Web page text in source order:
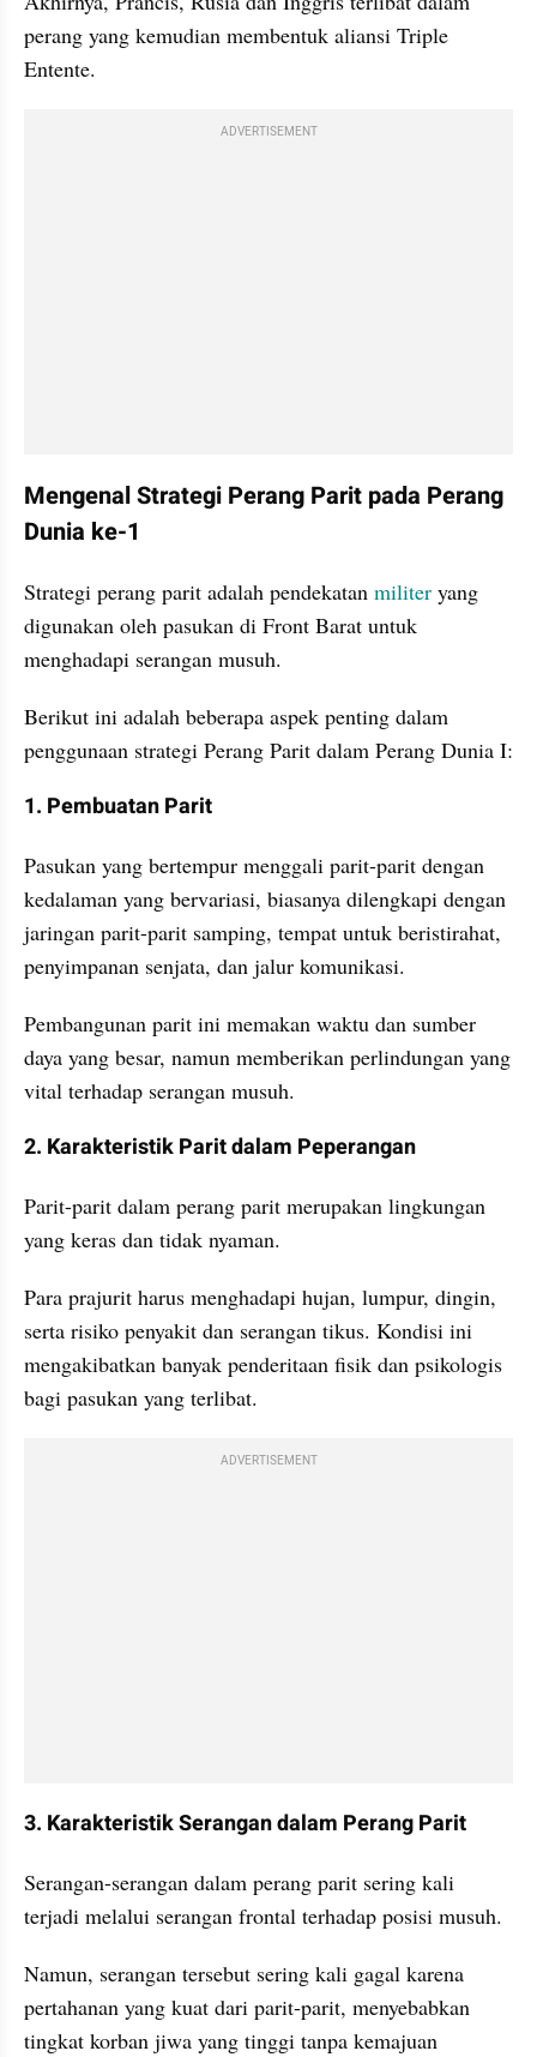
perang yang kemudian membentuk aliansi Triple
Entente.
ADVERTISEMENT
Mengenal Strategi Perang Parit pada Perang
Dunia ke-1
Strategi perang parit adalah pendekatan militer yang
digunakan oleh pasukan di Front Barat untuk
menghadapi serangan musuh.
Berikut ini adalah beberapa aspek penting dalam
penggunaan strategi Perang Parit dalam Perang Dunia I:
1. Pembuatan Parit
Pasukan yang bertempur menggali parit-parit dengan
kedalaman yang bervariasi, biasanya dilengkapi dengan
jaringan parit-parit samping, tempat untuk beristirahat,
penyimpanan senjata, dan jalur komunikasi.
Pembangunan parit ini memakan waktu dan sumber
daya yang besar, namun memberikan perlindungan yang
vital terhadap serangan musuh.
2. Karakteristik Parit dalam Peperangan
Parit-parit dalam perang parit merupakan lingkungan
yang keras dan tidak nyaman.
Para prajurit harus menghadapi hujan, lumpur, dingin,
serta risiko penyakit dan serangan tikus. Kondisi ini
mengakibatkan banyak penderitaan fisik dan psikologis
bagi pasukan yang terlibat.
ADVERTISEMENT
3. Karakteristik Serangan dalam Perang Parit
Serangan-serangan dalam perang parit sering kali
terjadi melalui serangan frontal terhadap posisi musuh.
Namun, serangan tersebut sering kali gagal karena
pertahanan yang kuat dari parit-parit, menyebabkan
tingkat korban jiwa yang tinggi tanpa kemajuan